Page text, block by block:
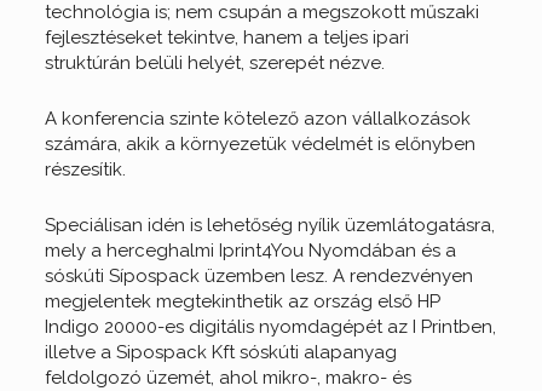
technológia is; nem csupán a megszokott műszaki
fejlesztéseket tekintve, hanem a teljes ipari
struktúrán belüli helyét, szerepét nézve.
A konferencia szinte kötelező azon vállalkozások
számára, akik a környezetük védelmét is előnyben
részesítik.
Speciálisan idén is lehetőség nyílik üzemlátogatásra,
mely a herceghalmi Iprint4You Nyomdában és a
sóskúti Sípospack üzemben lesz. A rendezvényen
megjelentek megtekinthetik az ország első HP
Indigo 20000-es digitális nyomdagépét az I Printben,
illetve a Sipospack Kft sóskúti alapanyag
feldolgozó üzemét, ahol mikro-, makro- és